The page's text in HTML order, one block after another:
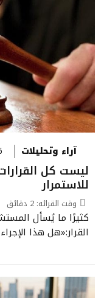
آراء وتحليلات
ليست كل
للاستمرار
وقت القرائه: 2 دقائق
كثيرًا ما يُسأل
القرار:«هل هذا